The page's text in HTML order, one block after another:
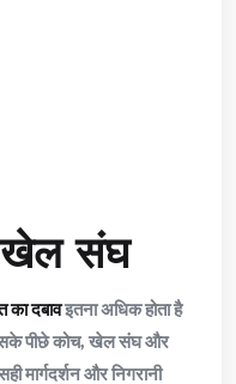
खेल संघ
का दबावइतना अधिक होता है
पीछे कोच, खेल संघ और
मार्गदर्शन और निगरानी